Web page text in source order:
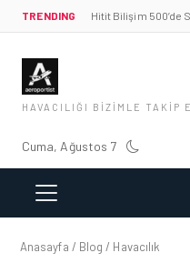
TRENDING Hitit Bilişim 500’de
HAVACILIĞI BIZIMLE TAKIP
Cuma, Ağustos 7
Anasayfa / Blog / Havacılık